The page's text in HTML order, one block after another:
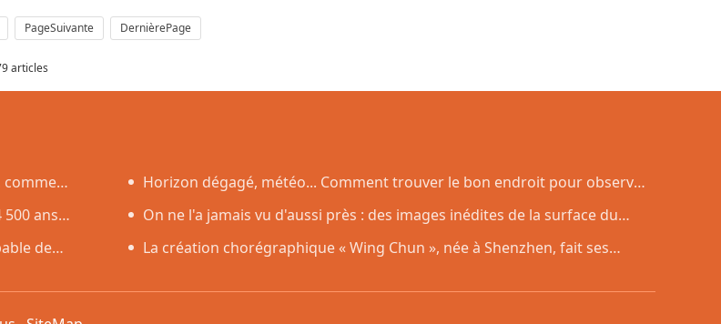
PageSuivante DernièrePage
articles
comme
Horizon dégagé, météo... Comment trouver le bon endroit pour observer
l'éclipse solaire du 12 août
ans
On ne l'a jamais vu d'aussi près : des images inédites de la surface du
Soleil
de
La création chorégraphique « Wing Chun », née à Shenzhen, fait ses